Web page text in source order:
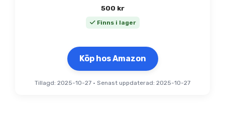
500 kr
Finns i lager
Köp hos Amazon
Tillagd: 2025-10-27 • Senast uppdaterad: 2025-10-27